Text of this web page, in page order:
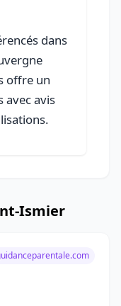
dans
offre un
avec avis
Ismier